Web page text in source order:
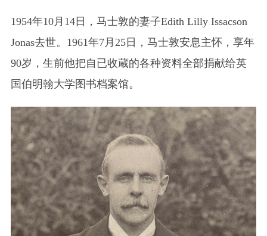
1954年10月14日，马士敦的妻子Edith Lilly Issacson
Jonas去世。1961年7月25日，马士敦安息主怀，享年
90岁，生前他把自已收蔵的各种资料全部捐献给英
国伯明翰大学图书档案馆。